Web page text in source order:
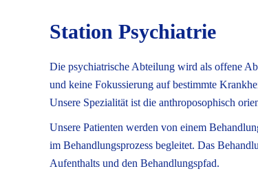
Station Psychiatrie
Die psychiatrische Abteilung wird als offene
und keine Fokussierung auf bestimmte
Unsere Spezialität ist die anthroposophisch
Unsere Patienten werden von einem
im Behandlungsprozess begleitet. Das
Aufenthalts und den Behandlungspfad.